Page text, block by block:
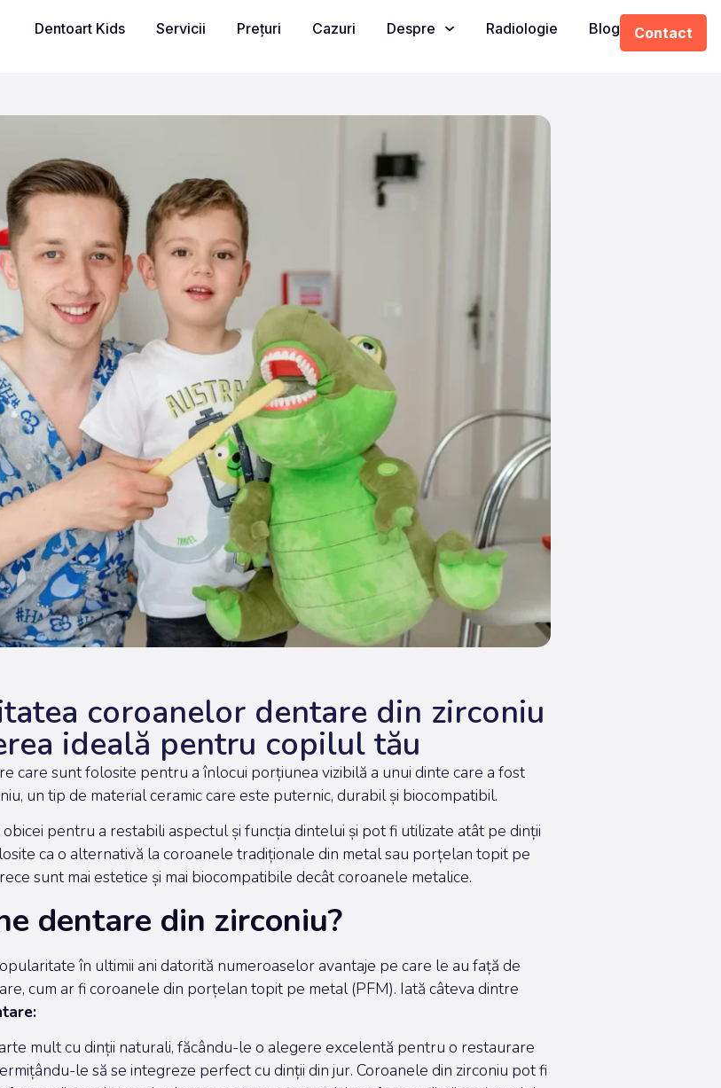
Dentoart Kids Servicii Prețuri Cazuri Despre Radiologie Blog Contact
coroanelor dentare din zirconiu
ideală pentru copilul tău
care sunt folosite pentru a înlocui porțiunea vizibilă a unui dinte care a fost
un tip de material ceramic care este puternic, durabil și biocompatibil.
pentru a restabili aspectul și funcția dintelui și pot fi utilizate atât pe dinții
ca o alternativă la coroanele tradiționale din metal sau porțelan topit pe
sunt mai estetice și mai biocompatibile decât coroanele metalice.
dentare din zirconiu?
în ultimii ani datorită numeroaselor avantaje pe care le au față de
cum ar fi coroanele din porțelan topit pe metal (PFM). Iată câteva dintre
mult cu dinții naturali, făcându-le o alegere excelentă pentru o restaurare
le să se integreze perfect cu dinții din jur. Coroanele din zirconiu pot fi